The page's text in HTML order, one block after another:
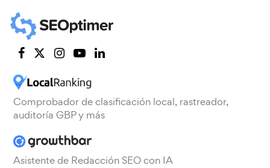
Comprobador de clasificación local, rastreador,
auditoría GBP y más
Asistente de Redacción SEO con IA